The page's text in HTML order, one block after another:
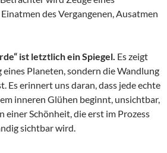
des Vergangenen, Ausatmen
ist letztlich ein Spiegel. Es zeigt
Planeten, sondern die Wandlung
Es erinnert uns daran, dass jede echte
inneren Glühen beginnt, unsichtbar,
einer Schönheit, die erst im Prozess
sichtbar wird.